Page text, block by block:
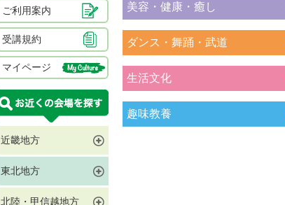
ご利用案内
受講規約
マイページ
近畿地方
東北地方
北陸・甲信越地方
美容・健康・癒し
ダンス・舞踊・武道
生活文化
趣味教養